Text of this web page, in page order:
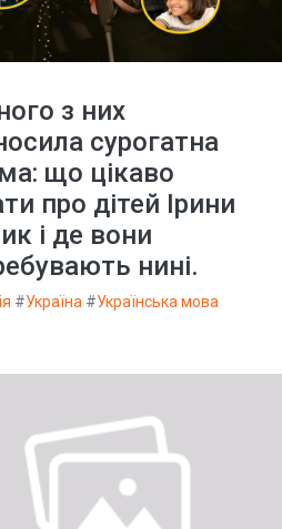
з них
сурогатна
що цікаво
про дітей Ірини
і де вони
нині.
#Україна #Українська мова